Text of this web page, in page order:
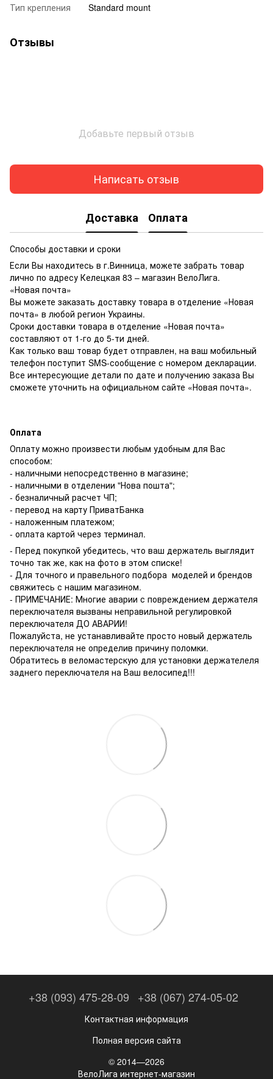
Тип крепления
Standard mount
Отзывы
Добавьте первый отзыв
Написать отзыв
Доставка Оплата
Способы доставки и сроки
Если Вы находитесь в г.Винница, можете забрать товар
лично по адресу Келецкая 83 – магазин ВелоЛига.
«Новая почта»
Вы можете заказать доставку товара в отделение «Новая
почта» в любой регион Украины.
Сроки доставки товара в отделение «Новая почта»
составляют от 1-го до 5-ти дней.
Как только ваш товар будет отправлен, на ваш мобильный
телефон поступит SMS-сообщение с номером декларации.
Все интересующие детали по дате и получению заказа Вы
сможете уточнить на официальном сайте «Новая почта».
Оплата
Оплату можно произвести любым удобным для Вас
способом:
- наличными непосредственно в магазине;
- наличными в отделении "Нова пошта";
- безналичный расчет ЧП;
- перевод на карту ПриватБанка
- наложенным платежом;
- оплата картой через терминал.
- Перед покупкой убедитесь, что ваш держатель выглядит
точно так же, как на фото в этом списке!
- Для точного и правельного подбора моделей и брендов
свяжитесь с нашим магазином.
- ПРИМЕЧАНИЕ: Многие аварии с повреждением держателя
переключателя вызваны неправильной регулировкой
переключателя ДО АВАРИИ!
Пожалуйста, не устанавливайте просто новый держатель
переключателя не определив причину поломки.
Обратитесь в веломастерскую для установки держателеля
заднего переключателя на Ваш велосипед!!!
+38 (093) 475-28-09 +38 (067) 274-05-02
Контактная информация
Полная версия сайта
© 2014—2026
ВелоЛига интернет-магазин